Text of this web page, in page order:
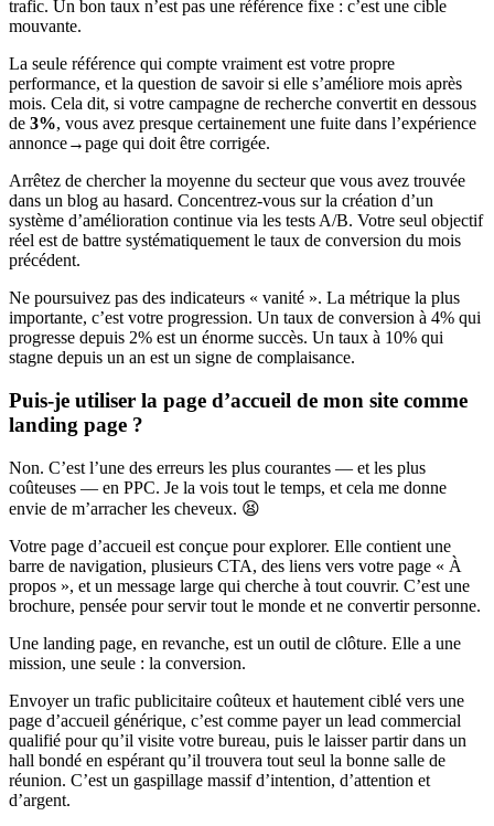
trafic. Un bon taux n’est pas une référence fixe : c’est une cible
mouvante.
La seule référence qui compte vraiment est votre propre
performance, et la question de savoir si elle s’améliore mois après
mois. Cela dit, si votre campagne de recherche convertit en dessous
de 3%, vous avez presque certainement une fuite dans l’expérience
annonce→page qui doit être corrigée.
Arrêtez de chercher la moyenne du secteur que vous avez trouvée
dans un blog au hasard. Concentrez-vous sur la création d’un
système d’amélioration continue via les tests A/B. Votre seul objectif
réel est de battre systématiquement le taux de conversion du mois
précédent.
Ne poursuivez pas des indicateurs « vanité ». La métrique la plus
importante, c’est votre progression. Un taux de conversion à 4% qui
progresse depuis 2% est un énorme succès. Un taux à 10% qui
stagne depuis un an est un signe de complaisance.
Puis-je utiliser la page d’accueil de mon site comme
landing page ?
Non. C’est l’une des erreurs les plus courantes — et les plus
coûteuses — en PPC. Je la vois tout le temps, et cela me donne
envie de m’arracher les cheveux. 😫
Votre page d’accueil est conçue pour explorer. Elle contient une
barre de navigation, plusieurs CTA, des liens vers votre page « À
propos », et un message large qui cherche à tout couvrir. C’est une
brochure, pensée pour servir tout le monde et ne convertir personne.
Une landing page, en revanche, est un outil de clôture. Elle a une
mission, une seule : la conversion.
Envoyer un trafic publicitaire coûteux et hautement ciblé vers une
page d’accueil générique, c’est comme payer un lead commercial
qualifié pour qu’il visite votre bureau, puis le laisser partir dans un
hall bondé en espérant qu’il trouvera tout seul la bonne salle de
réunion. C’est un gaspillage massif d’intention, d’attention et
d’argent.